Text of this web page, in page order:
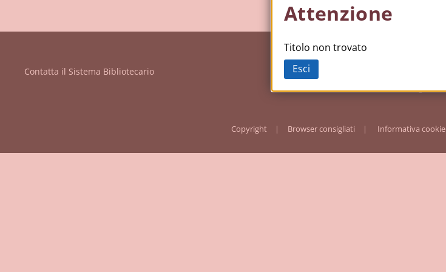
Contatta il Sistema Bibliotecario
Copyright Browser consigliati Informativa cookie
Attenzione
Titolo non trovato
Esci